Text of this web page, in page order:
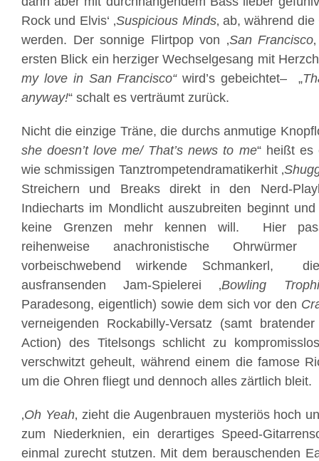
Rock und Elvis‘ ‚Suspicious Minds‚ ab, während
werden. Der sonnige Flirtpop von ‚San Francisco
ersten Blick ein herziger Wechselgesang mit
my love in San Francisco“wird’s gebeichtet– „
anyway!“ schalt es verträumt zurück.
Nicht die einzige Träne, die durchs anmutige
she doesn’t love me/ That’s news to me“ heißt es
wie schmissigen Tanztrompetendramatikerhit ‚
Streichern und Breaks direkt in den Nerd-
Indiecharts im Mondlicht auszubreiten beginnt
keine Grenzen mehr kennen will. Hier
reihenweise anachronistische
vorbeischwebend wirkende Schmankerl,
ausfransenden Jam-Spielerei ‚Bowling
Paradesong, eigentlich) sowie dem sich vor den
verneigenden Rockabilly-Versatz (samt
Action) des Titelsongs schlicht zu
verschwitzt geheult, während einem die famose
um die Ohren fliegt und dennoch alles zärtlich bleit.
‚Oh Yeah‚ zieht die Augenbrauen mysteriös hoch
zum Niederknien, ein derartiges Speed-
einmal zurecht stutzen. Mit dem berauschenden